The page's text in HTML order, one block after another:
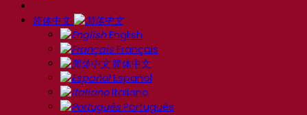
简体中文
English
Français
简体中文
Español
Italiano
Português